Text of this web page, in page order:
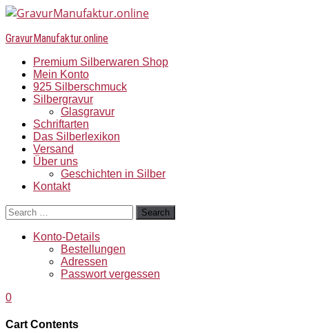
GravurManufaktur.online
Premium Silberwaren Shop
Mein Konto
925 Silberschmuck
Silbergravur
Glasgravur
Schriftarten
Das Silberlexikon
Versand
Über uns
Geschichten in Silber
Kontakt
Search
Konto-Details
Bestellungen
Adressen
Passwort vergessen
0
Cart Contents